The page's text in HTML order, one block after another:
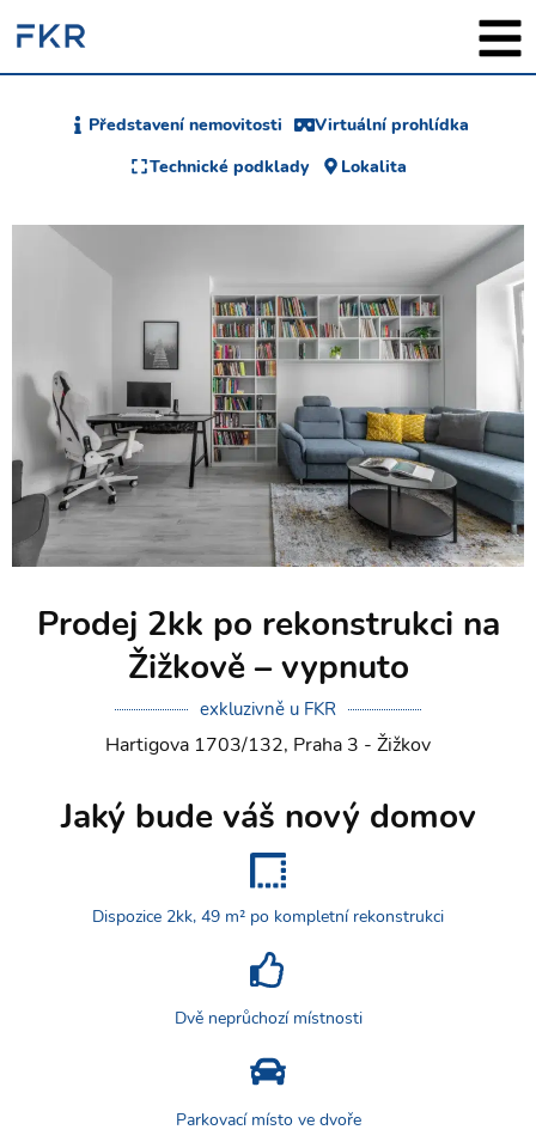
Představení nemovitosti
Virtuální prohlídka
Technické podklady
Lokalita
Prodej 2kk po rekonstrukci na
Žižkově – vypnuto
exkluzivně u FKR
Hartigova 1703/132, Praha 3 - Žižkov
Jaký bude váš nový domov
Dispozice 2kk, 49 m² po kompletní rekonstrukci
Dvě neprůchozí místnosti
Parkovací místo ve dvoře